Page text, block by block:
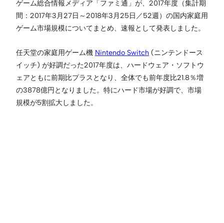
ゲーム総合情報メディア「ファミ通」が、2017年度（集計期
間：2017年3月27日～2018年3月25日／52週）の国内家庭用
ゲーム市場規模についてまとめ、速報として発表しました。
任天堂の家庭用ゲーム機 Nintendo Switch (ニンテンドース
イッチ) が好調だった2017年度は、ハードウェア・ソフトウ
ェアともに前期比プラスとなり、全体でも前年度比21.8％増
の3878億円となりました。特にハード市場が好調で、市場
規模が5割拡大しました。